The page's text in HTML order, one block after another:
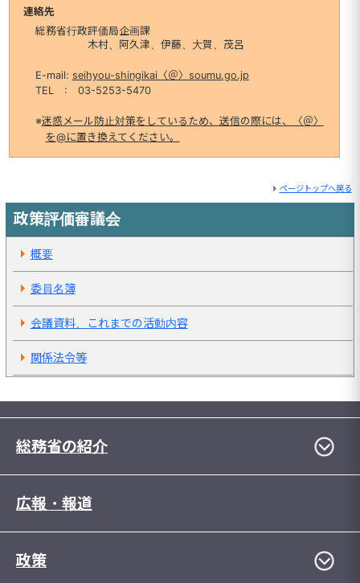
連絡先
総務省行政評価局企画課
木村、阿久津、伊藤、大賀、茂呂
E-mail: seihyou-shingikai〈＠〉soumu.go.jp
TEL : 03-5253-5470
※迷惑メール防止対策をしているため、送信の際には、〈＠〉
を@に置き換えてください。
ページトップへ戻る
政策評価審議会
概要
委員名簿
会議資料、これまでの活動内容
関係法令等
総務省の紹介
広報・報道
政策